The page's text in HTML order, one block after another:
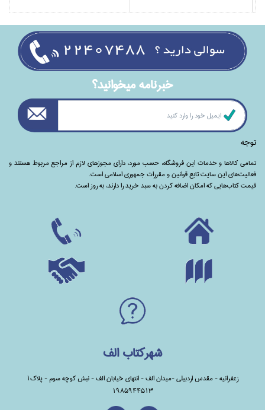
خبرنامه ميخوانيد؟
توجه
تمامی‌ کالاها و خدمات این فروشگاه، حسب مورد،‌ دارای مجوزهای لازم از مراجع مربوط هستند ‌و‌‌
فعالیت‌های این سایت تابع قوانین و مقررات جمهوری اسلامی است.
قیمت کتاب‌هایی که امکان اضافه کردن به سبد خرید را دارند،‌ به روز است.
شهرکتاب الف
زعفرانیه - مقدس اردبیلی -میدان الف - انتهای خیابان الف - نبش کوچه سوم - پلاک1
1985944513